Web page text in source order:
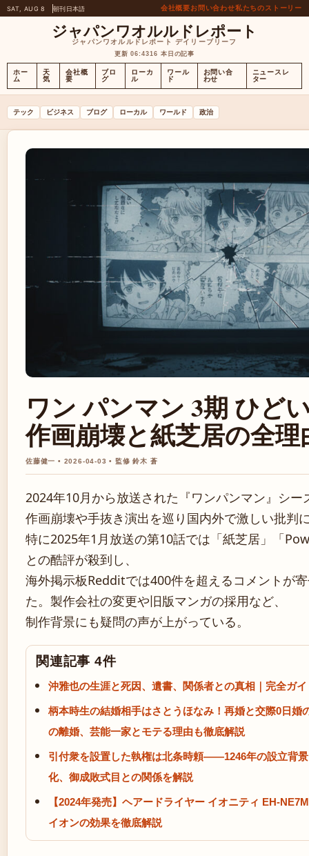
SAT, AUG 8 朝刊日本語 会社概要お問い合わせ私たちのストーリー
ジャパンワオルルドレポート
ジャパンワオルルドレポート デイリーブリーフ
更新 06:4316 本日の記事
ホー
ム
天
気
会社概
要
ブロ
グ
ローカ
ル
ワール
ド
お問い合
わせ
ニュースレ
ター
テック ビジネス ブログ ローカル ワールド 政治
ワン パンマン 3期 ひど
作画崩壊と紙芝居の全理
佐藤健一 • 2026-04-03 • 監修 鈴木 蒼
2024年10月から放送された『ワンパンマン』シー
作画崩壊や手抜き演出を巡り国内外で激しい批判
特に2025年1月放送の第10話では「紙芝居」「
との酷評が殺到し、
海外掲示板Redditでは400件を超えるコメントが
た。製作会社の変更や旧版マンガの採用など、
制作背景にも疑問の声が上がっている。
関連記事 4件
沖雅也の生涯と死因、遺書、関係者との真相｜完全ガイ
柄本時生の結婚相手はさとうほなみ！再婚と交際0日婚
の離婚、芸能一家とモテる理由も徹底解説
引付衆を設置した執権は北条時頼——1246年の設立背
化、御成敗式目との関係を解説
【2024年発売】ヘアードライヤー イオニティ EH-
イオンの効果を徹底解説